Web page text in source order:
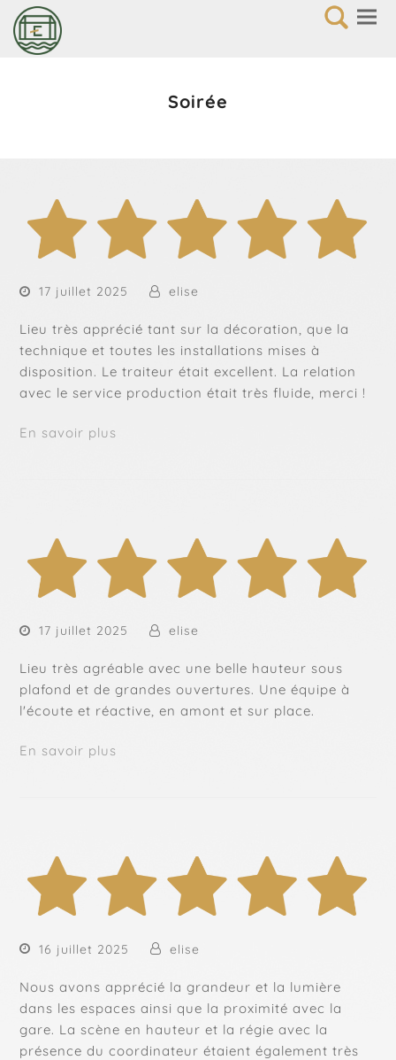
Soirée
17 juillet 2025 elise
Lieu très apprécié tant sur la décoration, que la
technique et toutes les installations mises à
disposition. Le traiteur était excellent. La relation
avec le service production était très fluide, merci !
En savoir plus
17 juillet 2025 elise
Lieu très agréable avec une belle hauteur sous
plafond et de grandes ouvertures. Une équipe à
l'écoute et réactive, en amont et sur place.
En savoir plus
16 juillet 2025 elise
Nous avons apprécié la grandeur et la lumière
dans les espaces ainsi que la proximité avec la
gare. La scène en hauteur et la régie avec la
présence du coordinateur étaient également très